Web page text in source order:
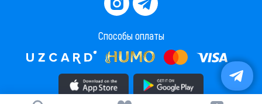
Способы оплаты
Скачать приложение в AppStore Скачать приложение в PlayMarket